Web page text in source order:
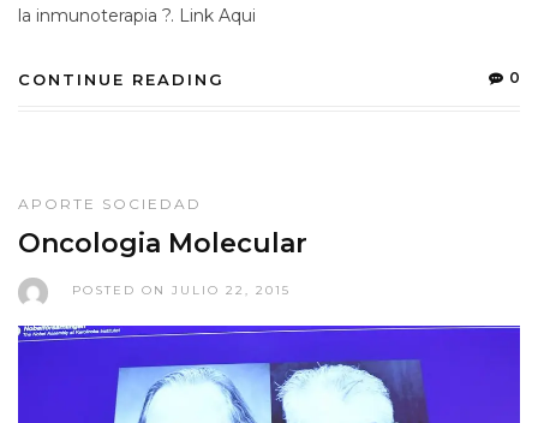
la inmunoterapia ?. Link Aqui
CONTINUE READING 0
APORTE SOCIEDAD
Oncologia Molecular
POSTED ON JULIO 22, 2015